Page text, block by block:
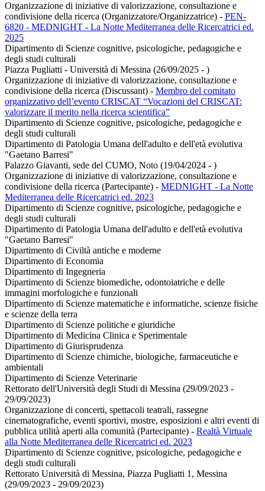
Organizzazione di iniziative di valorizzazione, consultazione e
condivisione della ricerca (Organizzatore/Organizzatrice) - PEN-
6820 - MEDNIGHT - La Notte Mediterranea delle Ricercatrici ed.
2025
Dipartimento di Scienze cognitive, psicologiche, pedagogiche e
degli studi culturali
Piazza Pugliatti - Università di Messina (26/09/2025 - )
Organizzazione di iniziative di valorizzazione, consultazione e
condivisione della ricerca (Discussant) - Membro del comitato
organizzativo dell’evento CRISCAT “Vocazioni del CRISCAT:
valorizzare il merito nella ricerca scientifica”
Dipartimento di Scienze cognitive, psicologiche, pedagogiche e
degli studi culturali
Dipartimento di Patologia Umana dell'adulto e dell'età evolutiva
"Gaetano Barresi"
Palazzo Giavanti, sede del CUMO, Noto (19/04/2024 - )
Organizzazione di iniziative di valorizzazione, consultazione e
condivisione della ricerca (Partecipante) - MEDNIGHT - La Notte
Mediterranea delle Ricercatrici ed. 2023
Dipartimento di Scienze cognitive, psicologiche, pedagogiche e
degli studi culturali
Dipartimento di Patologia Umana dell'adulto e dell'età evolutiva
"Gaetano Barresi"
Dipartimento di Civiltà antiche e moderne
Dipartimento di Economia
Dipartimento di Ingegneria
Dipartimento di Scienze biomediche, odontoiatriche e delle
immagini morfologiche e funzionali
Dipartimento di Scienze matematiche e informatiche, scienze fisiche
e scienze della terra
Dipartimento di Scienze politiche e giuridiche
Dipartimento di Medicina Clinica e Sperimentale
Dipartimento di Giurisprudenza
Dipartimento di Scienze chimiche, biologiche, farmaceutiche e
ambientali
Dipartimento di Scienze Veterinarie
Rettorato dell'Università degli Studi di Messina (29/09/2023 -
29/09/2023)
Organizzazione di concerti, spettacoli teatrali, rassegne
cinematografiche, eventi sportivi, mostre, esposizioni e altri eventi di
pubblica utilità aperti alla comunità (Partecipante) - Realtà Virtuale
alla Notte Mediterranea delle Ricercatrici ed. 2023
Dipartimento di Scienze cognitive, psicologiche, pedagogiche e
degli studi culturali
Rettorato Università di Messina, Piazza Pugliatti 1, Messina
(29/09/2023 - 29/09/2023)